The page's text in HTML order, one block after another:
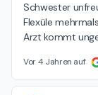
Schwester
Flexüle
Arzt kommt
Vor 4 Jahren auf